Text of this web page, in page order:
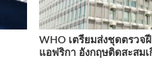
WHO เตรียมส่งชุดตรวจ
แอฟริกา อังกฤษติดสะสม